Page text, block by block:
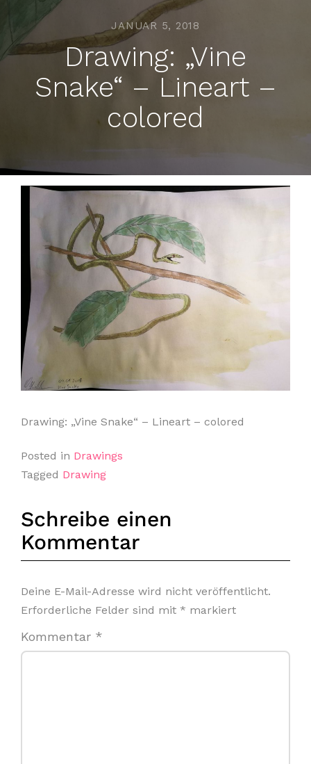
JANUAR 5, 2018
Drawing: „Vine
Snake“ – Lineart –
colored
Drawing: „Vine Snake“ – Lineart – colored
Posted in Drawings
Tagged Drawing
Schreibe einen
Kommentar
Deine E-Mail-Adresse wird nicht veröffentlicht.
Erforderliche Felder sind mit * markiert
Kommentar *